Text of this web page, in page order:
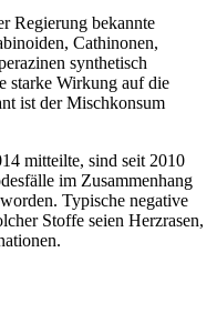
Regierung bekannte
Cathinonen,
synthetisch
starke Wirkung auf die
ist der Mischkonsum
mitteilte, sind seit 2010
im Zusammenhang
Typische negative
Stoffe seien Herzrasen,